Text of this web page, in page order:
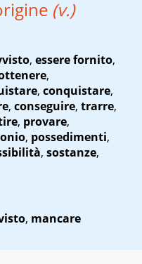
(v.)
, essere fornito,
,
, conquistare,
, conseguire, trarre,
, provare,
, possedimenti,
, sostanze,
, mancare